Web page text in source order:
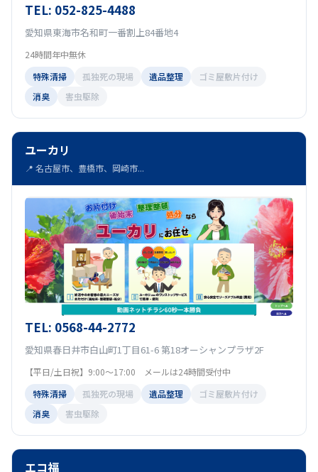
TEL: 052-825-4488
愛知県東海市名和町一番割上84番地4
24時間年中無休
特殊清掃
孤独死の現場 遺品整理
ゴミ屋敷片付け
消臭
害虫駆除
ユーカリ
📍 名古屋市、豊橋市、岡崎市...
TEL: 0568-44-2772
愛知県春日井市白山町1丁目61-6 第18オーシャンプラザ2F
【平日/土日祝】9:00～17:00 メールは24時間受付中
特殊清掃
孤独死の現場 遺品整理
ゴミ屋敷片付け
消臭
害虫駆除
エコ福